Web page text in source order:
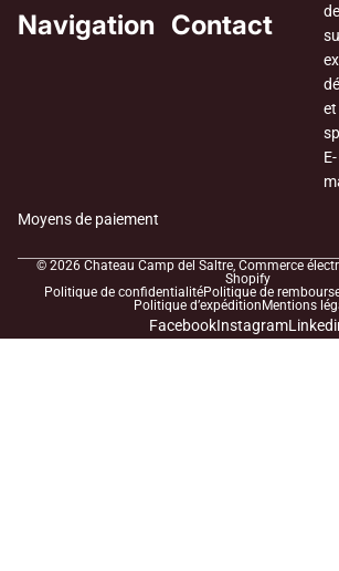
Navigation Contact
E-
Moyens de paiement
© 2026 Chateau Camp del Saltre, Commerce
Shopify
Politique de confidentialitéPolitique de
Politique d’expéditionMentions
FacebookInstagram